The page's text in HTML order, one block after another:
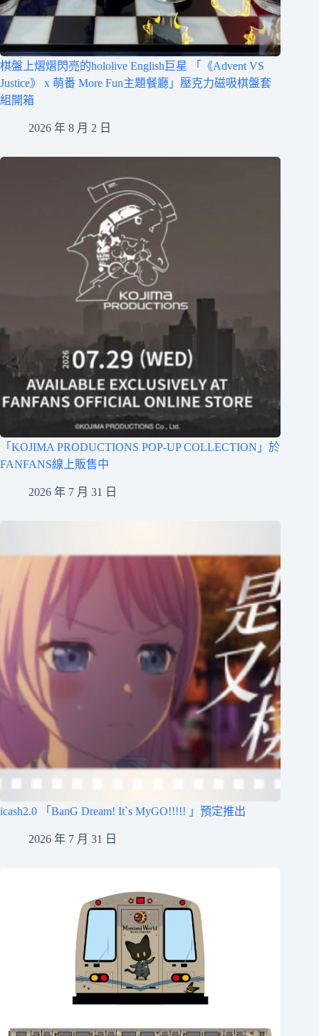
棋盤上熠熠閃亮的hololive English巨星 「《Advent VS
Justice》 x 萌番 More Fun主題餐廳」壓克力磁吸棋盤套
組開箱
2026 年 8 月 2 日
「KOJIMA PRODUCTIONS POP-UP COLLECTION」於
FANFANS線上販售中
2026 年 7 月 31 日
icash2.0 「BanG Dream! It`s MyGO!!!!! 」預定推出
2026 年 7 月 31 日